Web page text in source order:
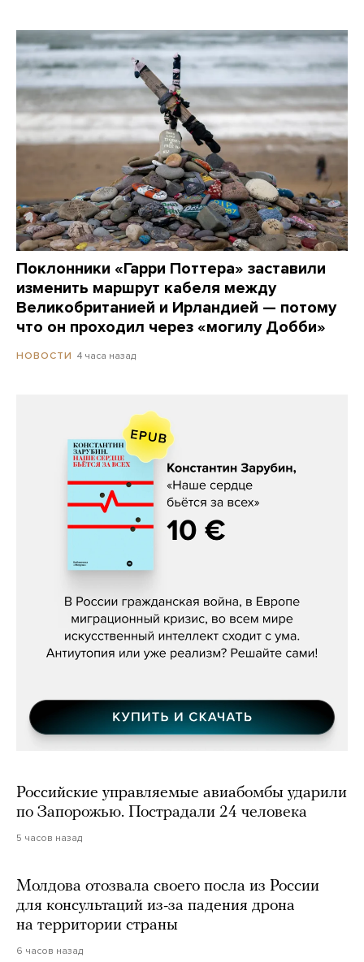
Поклонники «Гарри Поттера» заставили
изменить маршрут кабеля между
Великобританией и Ирландией — потому
что он проходил через «могилу Добби»
НОВОСТИ 4 часа назад
Константин Зарубин, «Наше сердце
Российские управляемые авиабомбы ударили
по Запорожью. Пострадали 24 человека
5 часов назад
Молдова отозвала своего посла из России
для консультаций из-за падения дрона
на территории страны
6 часов назад